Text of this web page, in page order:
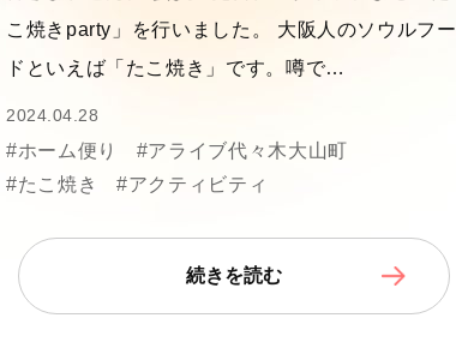
こ焼きparty」を行いました。 大阪人のソウルフー
ドといえば「たこ焼き」です。噂で…
2024.04.28
#ホーム便り
#アライブ代々木大山町
#たこ焼き
#アクティビティ
続きを読む